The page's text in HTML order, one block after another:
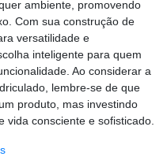
ambiente, promovendo
Com sua construção de
versatilidade e
inteligente para quem
Ao considerar a
lembre-se de que
produto, mas investindo
vida consciente e sofisticado.